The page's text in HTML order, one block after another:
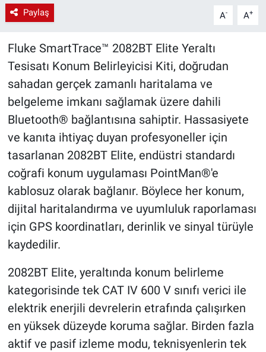
Paylaş A- A+
Fluke SmartTrace™ 2082BT Elite Yeraltı
Tesisatı Konum Belirleyicisi Kiti, doğrudan
sahadan gerçek zamanlı haritalama ve
belgeleme imkanı sağlamak üzere dahili
Bluetooth® bağlantısına sahiptir. Hassasiyete
ve kanıta ihtiyaç duyan profesyoneller için
tasarlanan 2082BT Elite, endüstri standardı
coğrafi konum uygulaması PointMan®'e
kablosuz olarak bağlanır. Böylece her konum,
dijital haritalandırma ve uyumluluk raporlaması
için GPS koordinatları, derinlik ve sinyal türüyle
kaydedilir.
2082BT Elite, yeraltında konum belirleme
kategorisinde tek CAT IV 600 V sınıfı verici ile
elektrik enerjili devrelerin etrafında çalışırken
en yüksek düzeyde koruma sağlar. Birden fazla
aktif ve pasif izleme modu, teknisyenlerin tek